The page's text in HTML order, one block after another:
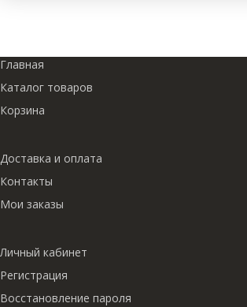
Главная
Каталог товаров
Корзина
Доставка и оплата
Контакты
Мои заказы
Личный кабинет
Регистрация
Восстановление пароля